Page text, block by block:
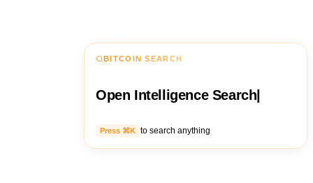
BITCOIN SEARCH
Open Intelligence Search
Press ⌘K to search anything